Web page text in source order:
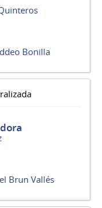
Bonilla
Brun Vallés